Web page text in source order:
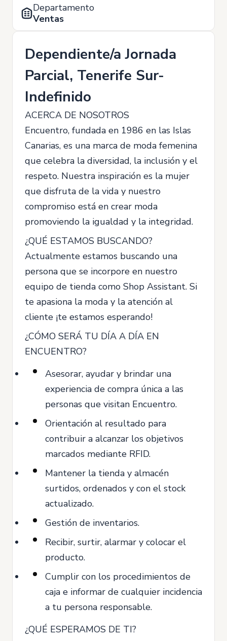
Departamento
Ventas
Dependiente/a Jornada
Parcial, Tenerife Sur-
Indefinido
ACERCA DE NOSOTROS
Encuentro, fundada en 1986 en las Islas
Canarias, es una marca de moda femenina
que celebra la diversidad, la inclusión y el
respeto. Nuestra inspiración es la mujer
que disfruta de la vida y nuestro
compromiso está en crear moda
promoviendo la igualdad y la integridad.
¿QUÉ ESTAMOS BUSCANDO?
Actualmente estamos buscando una
persona que se incorpore en nuestro
equipo de tienda como Shop Assistant. Si
te apasiona la moda y la atención al
cliente ¡te estamos esperando!
¿CÓMO SERÁ TU DÍA A DÍA EN
ENCUENTRO?
Asesorar, ayudar y brindar una
experiencia de compra única a las
personas que visitan Encuentro.
Orientación al resultado para
contribuir a alcanzar los objetivos
marcados mediante RFID.
Mantener la tienda y almacén
surtidos, ordenados y con el stock
actualizado.
Gestión de inventarios.
Recibir, surtir, alarmar y colocar el
producto.
Cumplir con los procedimientos de
caja e informar de cualquier incidencia
a tu persona responsable.
¿QUÉ ESPERAMOS DE TI?